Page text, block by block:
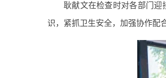
耿献文在检查时对各部门迎
识，紧抓卫生安全，加强协作配